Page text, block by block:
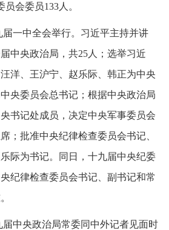
会委员133人。
届一中全会举行。习近平主持并讲
中央政治局，共25人；选举习近
洋、王沪宁、赵乐际、韩正为中央
央委员会总书记；根据中央政治局
书记处成员，决定中央军事委员会
；批准中央纪律检查委员会书记、
际为书记。同日，十九届中央纪委
纪律检查委员会书记、副书记和常
届中央政治局常委同中外记者见面时